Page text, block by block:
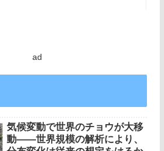
ad
気候変動で世界のチョウが大移
動――世界規模の解析により、